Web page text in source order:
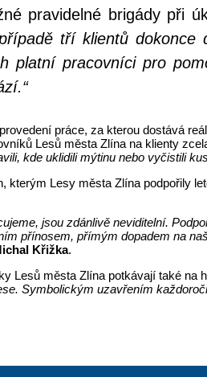
pravidelné brigády při
tří klientů dokonce
platní pracovníci pro
práce, za kterou dostává
Lesů města Zlína na klienty
kde uklidili mýtinu nebo vyčistili
kterým Lesy města Zlína podpořily
jsou zdánlivě neviditelní.
přínosem, přímým dopadem na
Křižka.
Lesů města Zlína potkávají také
Symbolickým uzavřením